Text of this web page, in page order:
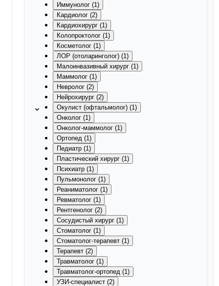
Иммунолог (1)
Кардиолог (2)
Кардиохирург (1)
Колопроктолог (1)
Косметолог (1)
ЛОР (отоларинголог) (1)
Малоинвазивный хирург (1)
Маммолог (1)
Невролог (2)
Нейрохирург (2)
Окулист (офтальмолог) (1)
Онколог (1)
Онколог-маммолог (1)
Ортопед (1)
Педиатр (1)
Пластический хирург (1)
Психиатр (1)
Пульмонолог (1)
Реаниматолог (1)
Ревматолог (1)
Рентгенолог (2)
Сосудистый хирург (1)
Стоматолог (1)
Стоматолог-терапевт (1)
Терапевт (2)
Травматолог (1)
Травматолог-ортопед (1)
УЗИ-специалист (2)